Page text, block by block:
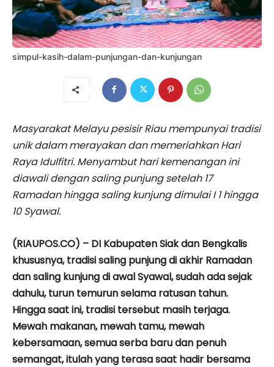
simpul-kasih-dalam-punjungan-dan-kunjungan
Masyarakat Melayu pesisir Riau mempunyai tradisi
unik dalam merayakan dan memeriahkan Hari
Raya Idulfitri. Menyambut hari kemenangan ini
diawali dengan saling punjung setelah 17
Ramadan hingga saling kunjung dimulai I 1 hingga
10 Syawal.
(RIAUPOS.CO) – DI Kabupaten Siak dan Bengkalis
khususnya, tradisi saling punjung di akhir Ramadan
dan saling kunjung di awal Syawal, sudah ada sejak
dahulu, turun temurun selama ratusan tahun.
Hingga saat ini, tradisi tersebut masih terjaga.
Mewah makanan, mewah tamu, mewah
kebersamaan, semua serba baru dan penuh
semangat, itulah yang terasa saat hadir bersama